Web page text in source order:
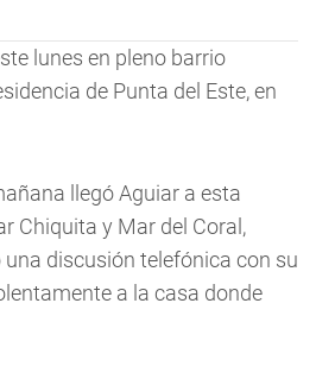
lunes en pleno barrio
de Punta del Este, en
llegó Aguiar a esta
Chiquita y Mar del Coral,
una discusión telefónica con su
a la casa donde